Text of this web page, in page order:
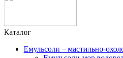
Каталог
Емульсоли – мастильно-